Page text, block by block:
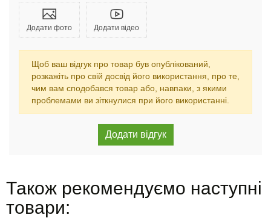
Додати фото Додати відео
Щоб ваш відгук про товар був опублікований,
розкажіть про свій досвід його використання, про те,
чим вам сподобався товар або, навпаки, з якими
проблемами ви зіткнулися при його використанні.
Також рекомендуємо наступні
товари: